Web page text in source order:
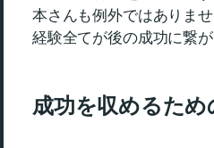
本さんも例外ではありま
経験全てが後の成功に繋が
成功を収めるため